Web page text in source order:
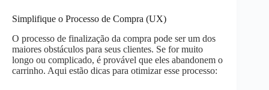
Simplifique o Processo de Compra (UX)
O processo de finalização da compra pode ser um dos
maiores obstáculos para seus clientes. Se for muito
longo ou complicado, é provável que eles abandonem o
carrinho. Aqui estão dicas para otimizar esse processo: